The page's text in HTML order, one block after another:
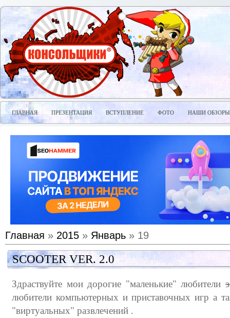
ГЛАВНАЯ ПРЕЗЕНТАЦИЯ ВСТУПЛЕНИЕ ФОТО НАШИ ОБЗОРЫ
Главная » 2015 » Январь » 19
SCOOTER VER. 2.0
Здраствуйте мои дорогие "маленькие" любители
любители компьютерных и приставочных игр а
"виртуальных" развлечений .